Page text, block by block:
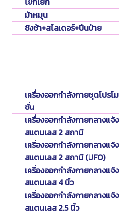
ม้าหมุน
ชิงช้า+สไลเดอร์+ปีนป่าย
เครื่องออกกำลังกายชุดโปรโม
ชั่น
เครื่องออกกำลังกายกลางแจ้ง
สแตนเลส 2 สถานี
เครื่องออกกำลังกายกลางแจ้ง
สแตนเลส 2 สถานี (UFO)
เครื่องออกกำลังกายกลางแจ้ง
สแตนเลส 4 นิ้ว
เครื่องออกกำลังกายกลางแจ้ง
สแตนเลส 2.5 นิ้ว